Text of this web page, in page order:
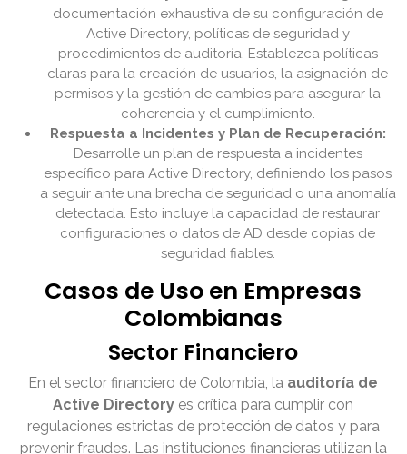
documentación exhaustiva de su configuración de
Active Directory, políticas de seguridad y
procedimientos de auditoría. Establezca políticas
claras para la creación de usuarios, la asignación de
permisos y la gestión de cambios para asegurar la
coherencia y el cumplimiento.
Respuesta a Incidentes y Plan de Recuperación:
Desarrolle un plan de respuesta a incidentes
específico para Active Directory, definiendo los pasos
a seguir ante una brecha de seguridad o una anomalía
detectada. Esto incluye la capacidad de restaurar
configuraciones o datos de AD desde copias de
seguridad fiables.
Casos de Uso en Empresas
Colombianas
Sector Financiero
En el sector financiero de Colombia, la auditoría de
Active Directory es crítica para cumplir con
regulaciones estrictas de protección de datos y para
prevenir fraudes. Las instituciones financieras utilizan la